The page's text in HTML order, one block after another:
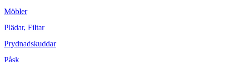
Möbler
Plädar, Filtar
Prydnadskuddar
Påsk